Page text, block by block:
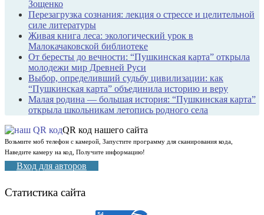
Зощенко
Перезагрузка сознания: лекция о стрессе и целительной
силе литературы
Живая книга леса: экологический урок в
Малокачаковской библиотеке
От бересты до вечности: “Пушкинская карта” открыла
молодежи мир Древней Руси
Выбор, определивший судьбу цивилизации: как
“Пушкинская карта” объединила историю и веру
Малая родина — большая история: “Пушкинская карта”
открыла школьникам летопись родного села
QR код нашего сайта
Возьмите моб телефон с камерой, Запустите программу для сканирования кода,
Наведите камеру на код, Получите информацию!
Вход для авторов
Статистика сайта